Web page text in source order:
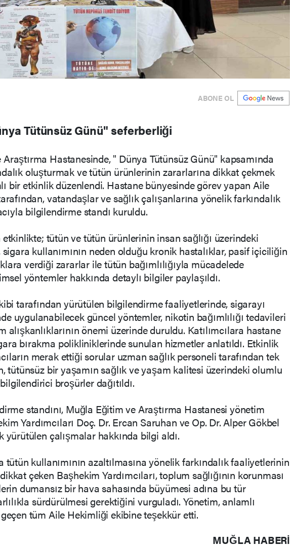
ABONE OL
Tütünsüz Günü" seferberliği
Hastanesinde, " Dünya Tütünsüz Günü" kapsamında
oluşturmak ve tütün ürünlerinin zararlarına dikkat çekmek
bir etkinlik düzenlendi. Hastane bünyesinde görev yapan Aile
vatandaşlar ve sağlık çalışanlarına yönelik farkındalık
bilgilendirme standı kuruldu.
tütün ve tütün ürünlerinin insan sağlığı üzerindeki
kullanımının neden olduğu kronik hastalıklar, pasif içiciliğin
verdiği zararlar ile tütün bağımlılığıyla mücadelede
yöntemler hakkında detaylı bilgiler paylaşıldı.
tarafından yürütülen bilgilendirme faaliyetlerinde, sigarayı
uygulanabilecek güncel yöntemler, nikotin bağımlılığı tedavileri
alışkanlıklarının önemi üzerinde duruldu. Katılımcılara hastane
bırakma polikliniklerinde sunulan hizmetler anlatıldı. Etkinlik
merak ettiği sorular uzman sağlık personeli tarafından tek
tütünsüz bir yaşamın sağlık ve yaşam kalitesi üzerindeki olumlu
broşürler dağıtıldı.
standını, Muğla Eğitim ve Araştırma Hastanesi yönetim
Yardımcıları Doç. Dr. Ercan Saruhan ve Op. Dr. Alper Gökbel
yürütülen çalışmalar hakkında bilgi aldı.
tütün kullanımının azaltılmasına yönelik farkındalık faaliyetlerinin
çeken Başhekim Yardımcıları, toplum sağlığının korunması
dumansız bir hava sahasında büyümesi adına bu tür
sürdürülmesi gerektiğini vurguladı. Yönetim, anlamlı
tüm Aile Hekimliği ekibine teşekkür etti.
MUĞLA HABERİ